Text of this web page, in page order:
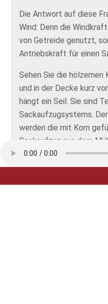
Die Antwort auf diese
Wind: Denn die
von Getreide genutzt,
Antriebskraft für einen
Sehen Sie die hölzernen
und in der Decke kurz
hängt ein Seil. Sie sind
Sackaufzugsystems.
werden die mit Korn
Sackaufzug aus dem
den Mahlboden
Mehlsäcke gelangen